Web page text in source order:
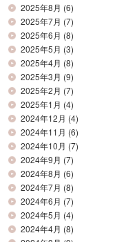
2025年8月 (6)
2025年7月 (7)
2025年6月 (8)
2025年5月 (3)
2025年4月 (8)
2025年3月 (9)
2025年2月 (7)
2025年1月 (4)
2024年12月 (4)
2024年11月 (6)
2024年10月 (7)
2024年9月 (7)
2024年8月 (6)
2024年7月 (8)
2024年6月 (7)
2024年5月 (4)
2024年4月 (8)